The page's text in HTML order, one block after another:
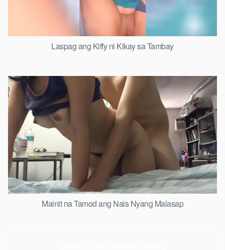
Laspag ang Kiffy ni Kikay sa Tambay
Mainit na Tamod ang Nais Nyang Malasap